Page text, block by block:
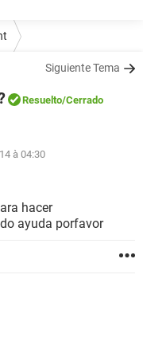
Siguiente Tema
Resuelto/Cerrado
à 04:30
hacer
ayuda porfavor